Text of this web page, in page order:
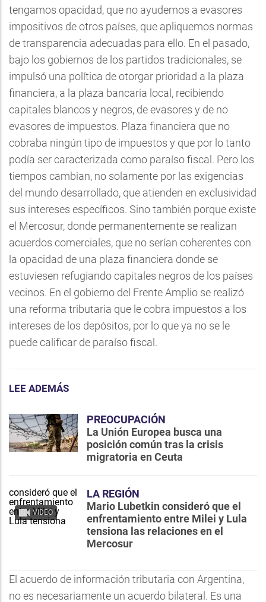
tengamos opacidad, que no ayudemos a evasores
impositivos de otros países, que apliquemos normas
de transparencia adecuadas para ello. En el pasado,
bajo los gobiernos de los partidos tradicionales, se
impulsó una política de otorgar prioridad a la plaza
financiera, a la plaza bancaria local, recibiendo
capitales blancos y negros, de evasores y de no
evasores de impuestos. Plaza financiera que no
cobraba ningún tipo de impuestos y que por lo tanto
podía ser caracterizada como paraíso fiscal. Pero los
tiempos cambian, no solamente por las exigencias
del mundo desarrollado, que atienden en exclusividad
sus intereses específicos. Sino también porque existe
el Mercosur, donde permanentemente se realizan
acuerdos comerciales, que no serían coherentes con
la opacidad de una plaza financiera donde se
estuviesen refugiando capitales negros de los países
vecinos. En el gobierno del Frente Amplio se realizó
una reforma tributaria que le cobra impuestos a los
intereses de los depósitos, por lo que ya no se le
puede calificar de paraíso fiscal.
LEE ADEMÁS
PREOCUPACIÓN
La Unión Europea busca una
posición común tras la crisis
migratoria en Ceuta
VIDEO
LA REGIÓN
Mario Lubetkin consideró que el
enfrentamiento entre Milei y Lula
tensiona las relaciones en el
Mercosur
El acuerdo de información tributaria con Argentina,
no es necesariamente un acuerdo bilateral. Es una